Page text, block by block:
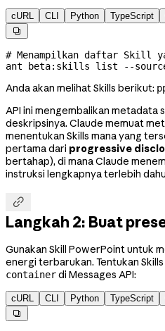
cURL CLI Python TypeScript

# Menampilkan daftar Skill
ant beta:skills list --
Anda akan melihat Skills berikut:
API ini mengembalikan metadata
deskripsinya. Claude memuat
menentukan Skills mana yang
pertama dari progressive
bertahap), di mana Claude
instruksi lengkapnya terlebih

Langkah 2: Buat
Gunakan Skill PowerPoint untuk
energi terbarukan. Tentukan
containerdi Messages API:
cURL CLI Python TypeScript
